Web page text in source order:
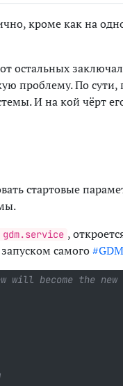
кроме как на
остальных
проблему. По сути,
И на кой чёрт
стартовые
,
самого#GDM
will become the